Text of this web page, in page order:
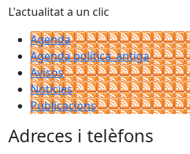
L'actualitat a un clic
Agenda
Agenda política_antiga
Avisos
Notícies
Publicacions
Adreces i telèfons